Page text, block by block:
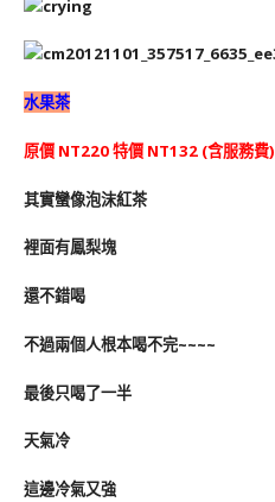
水果茶
原價 NT220 特價 NT132 (含服務費)
其實蠻像泡沫紅茶
裡面有鳳梨塊
還不錯喝
不過兩個人根本喝不完~~~~
最後只喝了一半
天氣冷
這邊冷氣又強